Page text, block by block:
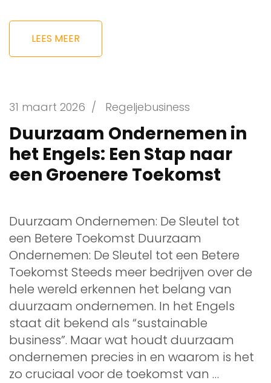
LEES MEER
31 maart 2026 / Regeljebusiness
Duurzaam Ondernemen in
het Engels: Een Stap naar
een Groenere Toekomst
Duurzaam Ondernemen: De Sleutel tot
een Betere Toekomst Duurzaam
Ondernemen: De Sleutel tot een Betere
Toekomst Steeds meer bedrijven over de
hele wereld erkennen het belang van
duurzaam ondernemen. In het Engels
staat dit bekend als “sustainable
business”. Maar wat houdt duurzaam
ondernemen precies in en waarom is het
zo cruciaal voor de toekomst van …